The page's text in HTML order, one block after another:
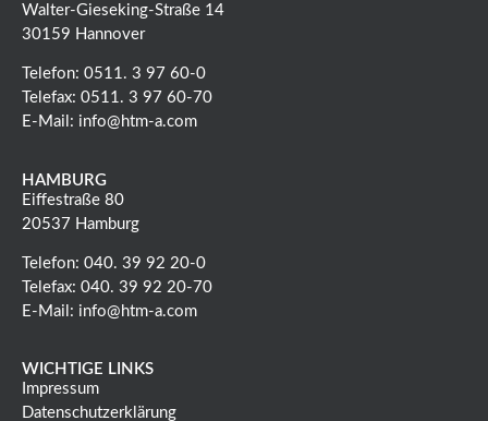
Walter-Gieseking-Straße 14
30159 Hannover
Telefon: 0511. 3 97 60-0
Telefax: 0511. 3 97 60-70
E-Mail: info@htm-a.com
HAMBURG
Eiffestraße 80
20537 Hamburg
Telefon: 040. 39 92 20-0
Telefax: 040. 39 92 20-70
E-Mail: info@htm-a.com
WICHTIGE LINKS
Impressum
Datenschutzerklärung